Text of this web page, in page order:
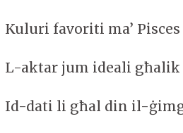
Kuluri favoriti ma’
L-aktar jum ideali
Id-dati li għal din il-